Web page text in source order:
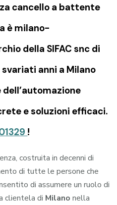
cancello a battente
è milano-
della SIFAC snc di
anni a Milano
e soluzioni efficaci.
!
costruita in decenni di
di tutte le persone che
di assumere un ruolo di
clientela di Milano nella